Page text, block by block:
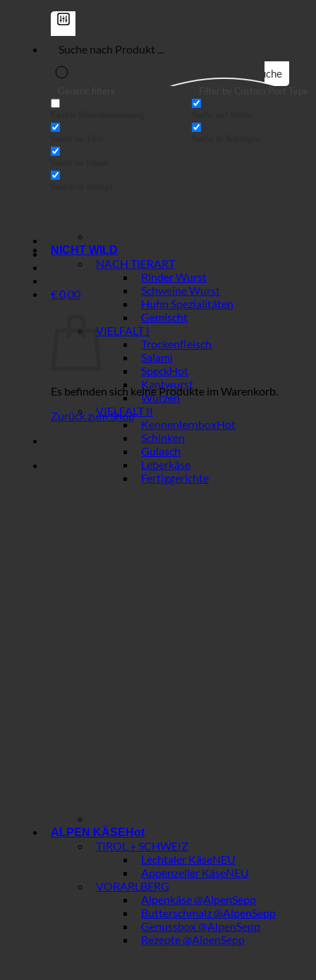
Suche
€0,00
Es befinden sich keine Produkte im Warenkorb.
Zurück zum Shop
NICHT WILD
NACH TIERART
Rinder Wurst
Schweine Wurst
Huhn Spezialitäten
Gemischt
VIELFALT I
Trockenfleisch
Salami
Speck
Kantwurst
Wurzen
VIELFALT II
Kennenlernbox
Schinken
Gulasch
Leberkäse
Fertiggerichte
ALPEN KÄSE
TIROL + SCHWEIZ
Lechtaler Käse
Appenzeller Käse
VORARLBERG
Alpenkäse @AlpenSepp
Butterschmalz @AlpenSepp
Genussbox @AlpenSepp
Rezepte @AlpenSepp